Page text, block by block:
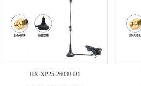
HX-XP25-26030-D1